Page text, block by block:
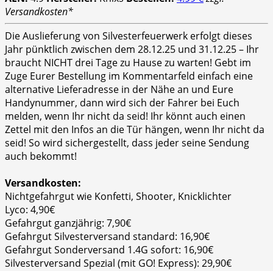
Versandkosten*
Die Auslieferung von Silvesterfeuerwerk erfolgt dieses
Jahr pünktlich zwischen dem 28.12.25 und 31.12.25 – Ihr
braucht NICHT drei Tage zu Hause zu warten! Gebt im
Zuge Eurer Bestellung im Kommentarfeld einfach eine
alternative Lieferadresse in der Nähe an und Eure
Handynummer, dann wird sich der Fahrer bei Euch
melden, wenn Ihr nicht da seid! Ihr könnt auch einen
Zettel mit den Infos an die Tür hängen, wenn Ihr nicht da
seid! So wird sichergestellt, dass jeder seine Sendung
auch bekommt!
Versandkosten:
Nichtgefahrgut wie Konfetti, Shooter, Knicklichter
Lyco: 4,90€
Gefahrgut ganzjährig: 7,90€
Gefahrgut Silvesterversand standard: 16,90€
Gefahrgut Sonderversand 1.4G sofort: 16,90€
Silvesterversand Spezial (mit GO! Express): 29,90€